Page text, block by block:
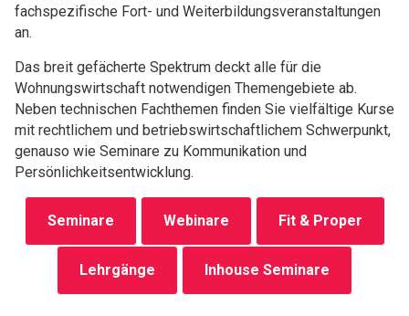
fachspezifische Fort- und Weiterbildungsveranstaltungen
an.
Das breit gefächerte Spektrum deckt alle für die
Wohnungswirtschaft notwendigen Themengebiete ab.
Neben technischen Fachthemen finden Sie vielfältige Kurse
mit rechtlichem und betriebswirtschaftlichem Schwerpunkt,
genauso wie Seminare zu Kommunikation und
Persönlichkeitsentwicklung.
Seminare Webinare Fit & Proper
Lehrgänge Inhouse Seminare